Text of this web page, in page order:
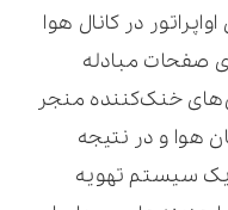
در کانال هوا
صفحات مبادله
خنک‌کننده منجر
هوا و در نتیجه
سیستم تهویه